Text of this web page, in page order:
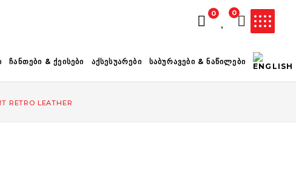
0 0
ᲩᲐᲜᲗᲔᲑᲘ & ᲥᲔᲘᲡᲔᲑᲘ ᲐᲥᲡᲔᲡᲣᲐᲠᲔᲑᲘ ᲡᲐᲑᲣᲠᲐᲕᲔᲑᲘ & ᲜᲐᲬᲘᲚᲔᲑᲘ
RETRO LEATHER